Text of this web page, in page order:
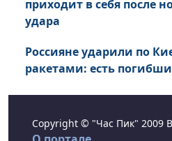
приходит в себя после
удара
Россияне ударили по
ракетами: есть
Copyright © "Час Пик" 2009